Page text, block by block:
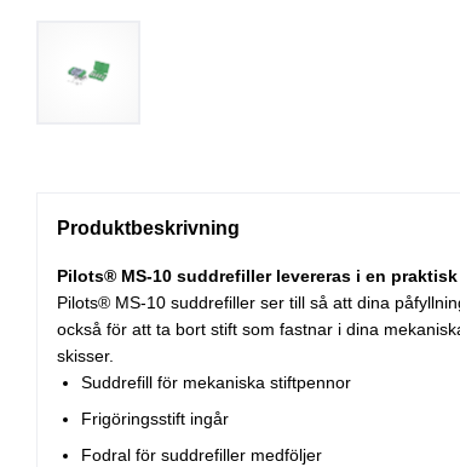
Produktbeskrivning
Pilots® MS-10 suddrefiller levereras i en
Pilots® MS-10 suddrefiller ser till så att dina
också för att ta bort stift som fastnar i dina
skisser.
Suddrefill för mekaniska stiftpennor
Frigöringsstift ingår
Fodral för suddrefiller medföljer